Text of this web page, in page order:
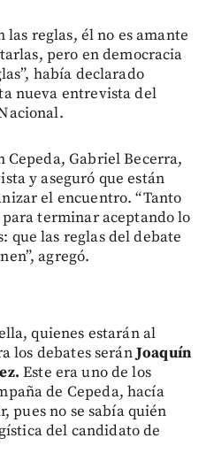
las reglas, él no es amante
pero en democracia
había declarado
nueva entrevista del
Cepeda, Gabriel Becerra,
y aseguró que están
el encuentro. “Tanto
terminar aceptando lo
que las reglas del debate
agregó.
quienes estarán al
los debates seránJoaquín
Este era uno de los
de Cepeda, hacía
pues no se sabía quién
del candidato de